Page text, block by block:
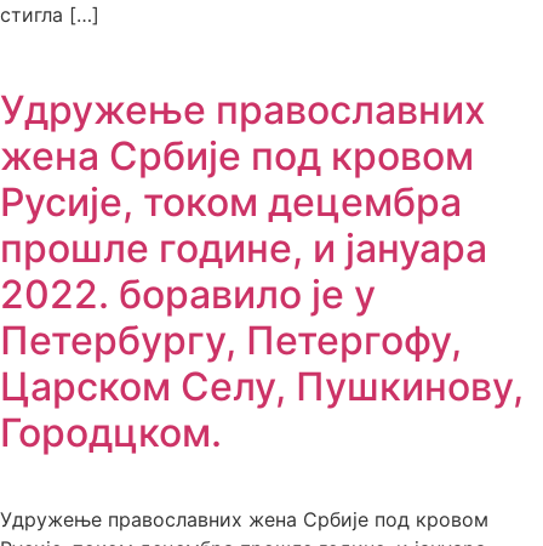
стигла […]
Удружење православних
жена Србије под кровом
Русије, током децембра
прошле године, и јануара
2022. боравило је у
Петербургу, Петергофу,
Царском Селу, Пушкинову,
Городцком.
Удружење православних жена Србије под кровом